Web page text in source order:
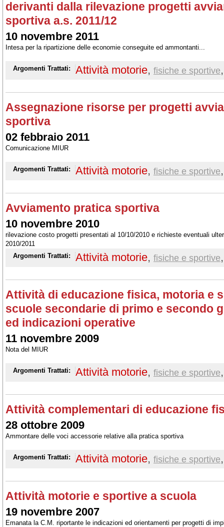
derivanti dalla rilevazione progetti
sportiva a.s. 2011/12
10 novembre 2011
Intesa per la ripartizione delle economie conseguite ed ammontanti...
Argomenti Trattati: Attività motorie, fisiche e sportive,
Assegnazione risorse per progetti
sportiva
02 febbraio 2011
Comunicazione MIUR
Argomenti Trattati: Attività motorie, fisiche e sportive,
Avviamento pratica sportiva
10 novembre 2010
rilevazione costo progetti presentati al 10/10/2010 e richieste eventuali
2010/2011
Argomenti Trattati:
Attività motorie, fisiche e sportive,
Attività di educazione fisica, motoria e
scuole secondarie di primo e secondo
ed indicazioni operative
11 novembre 2009
Nota del MIUR
Argomenti Trattati: Attività motorie, fisiche e sportive,
Attività complementari di educazione
28 ottobre 2009
Ammontare delle voci accessorie relative alla pratica sportiva
Argomenti Trattati: Attività motorie, fisiche e sportive,
Attività motorie e sportive a scuola
19 novembre 2007
Emanata la C.M. riportante le indicazioni ed orientamenti per progetti di